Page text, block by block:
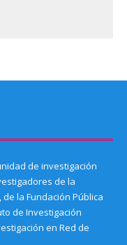
de investigación
de la
la Fundación Pública
de Investigación
en Red de